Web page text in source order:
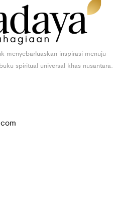
menyebarluaskan inspirasi menuju
spiritual universal khas nusantara.